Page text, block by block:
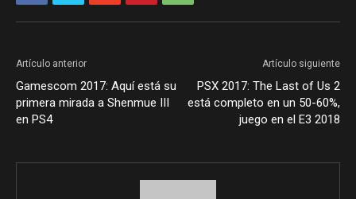
Artículo anterior
Gamescom 2017: Aquí está su
primera mirada a Shenmue III
en PS4
Artículo siguiente
PSX 2017: The Last of Us 2
está completo en un 50-60%,
juego en el E3 2018